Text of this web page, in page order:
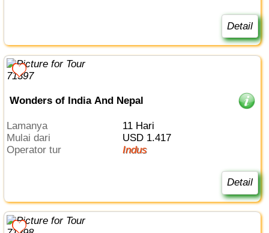
Detail
Wonders of India And Nepal
Lamanya
11 Hari
Mulai dari
USD 1.417
Operator tur
Indus
Detail